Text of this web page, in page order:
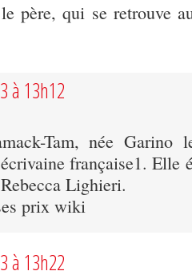
père, qui se retrouve
à 13h12
Tam, née
française1. Elle
Lighieri.
prix wiki
à 13h22